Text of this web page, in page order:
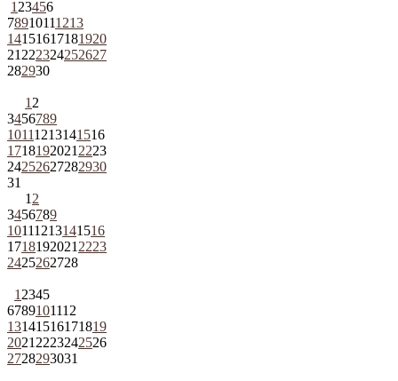
1 23456
78910111213
14151617181920
21 222324252627
282930
1 2
3456789
10111213141516
1718192021 2223
24252627282930
31
1 2
3456789
10111213141516
1718192021 2223
2425262728
1 2345
6789101112
13141516171819
2021 2223242526
2728293031